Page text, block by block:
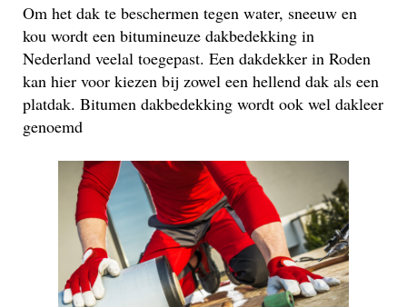
Om het dak te beschermen tegen water, sneeuw en
kou wordt een bitumineuze dakbedekking in
Nederland veelal toegepast. Een dakdekker in Roden
kan hier voor kiezen bij zowel een hellend dak als een
platdak. Bitumen dakbedekking wordt ook wel dakleer
genoemd